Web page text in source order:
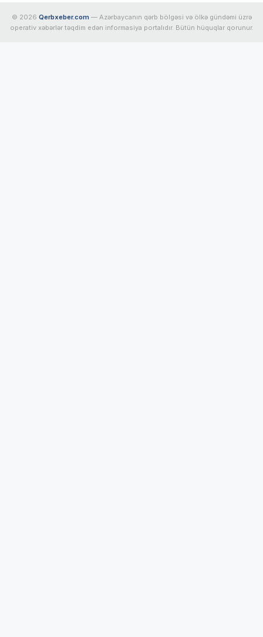
© 2026 Qerbxeber.com — Azərbaycanın qərb bölgəsi və ölkə gündəmi üzrə
operativ xəbərlər təqdim edən informasiya portalıdır. Bütün hüquqlar qorunur.